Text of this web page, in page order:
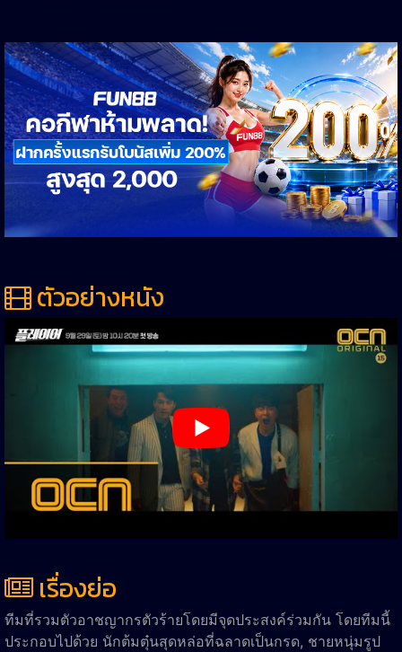
ตัวอย่างหนัง
เรื่องย่อ
ทีมที่รวมตัวอาชญากรตัวร้ายโดยมีจุดประสงค์ร่วมกัน โดยทีมนี้
ประกอบไปด้วย นักต้มตุ๋นสุดหล่อที่ฉลาดเป็นกรด, ชายหนุ่มรูป